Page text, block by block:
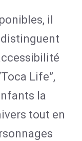
il
Life”,
la
tout en